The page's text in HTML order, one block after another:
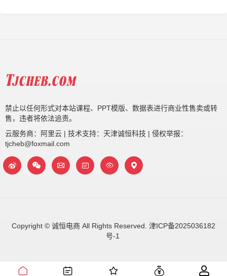
禁止以任何形式对本站课程、PPT模版、数据表进行商业性售卖或转
售，违者将依法追责。
云服务商：阿里云 | 技术支持：天津诚恒科技 | 侵权举报：
tjcheb@foxmail.com
Copyright © 诚恒电商 All Rights Reserved. 津ICP备2025036182
号-1